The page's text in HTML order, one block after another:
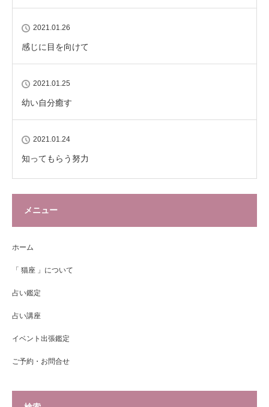
2021.01.26
感じに目を向けて
2021.01.25
幼い自分癒す
2021.01.24
知ってもらう努力
メニュー
ホーム
「 猫座 」について
占い鑑定
占い講座
イベント出張鑑定
ご予約・お問合せ